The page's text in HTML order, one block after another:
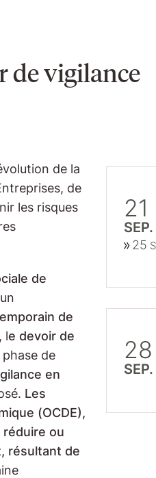
de vigilance
de la
de
les risques
de
de
le devoir de
de
en
Les
(OCDE),
réduire ou
résultant de
21
SEP.
25
28
SEP.